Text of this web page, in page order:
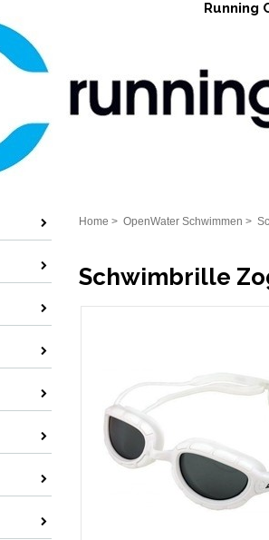
Running
Home > OpenWater Schwimmen >
Schwimbrille